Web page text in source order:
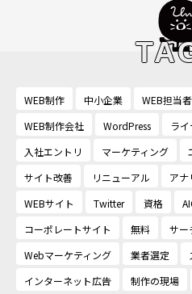
WEB制作 中小企業 WEB担当者
WEB制作会社
WordPress ラ
入社エントリ
マーケティング
サイト改善
リニューアル アナ
WEBサイト
Twitter 資格
コーポレートサイト
無料 サー
Webマーケティング
業者選定
インターネット広告
制作の現場